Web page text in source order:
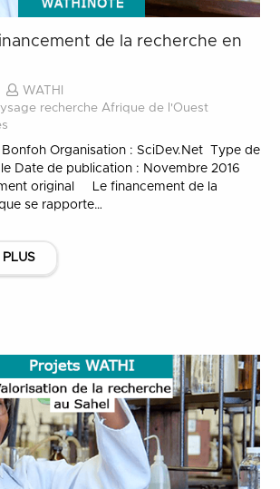
de la recherche en
WATHI
recherche Afrique de l'Ouest
Organisation : SciDev.Net Type de
Date de publication : Novembre 2016
original Le financement de la
se rapporte…
PLUS